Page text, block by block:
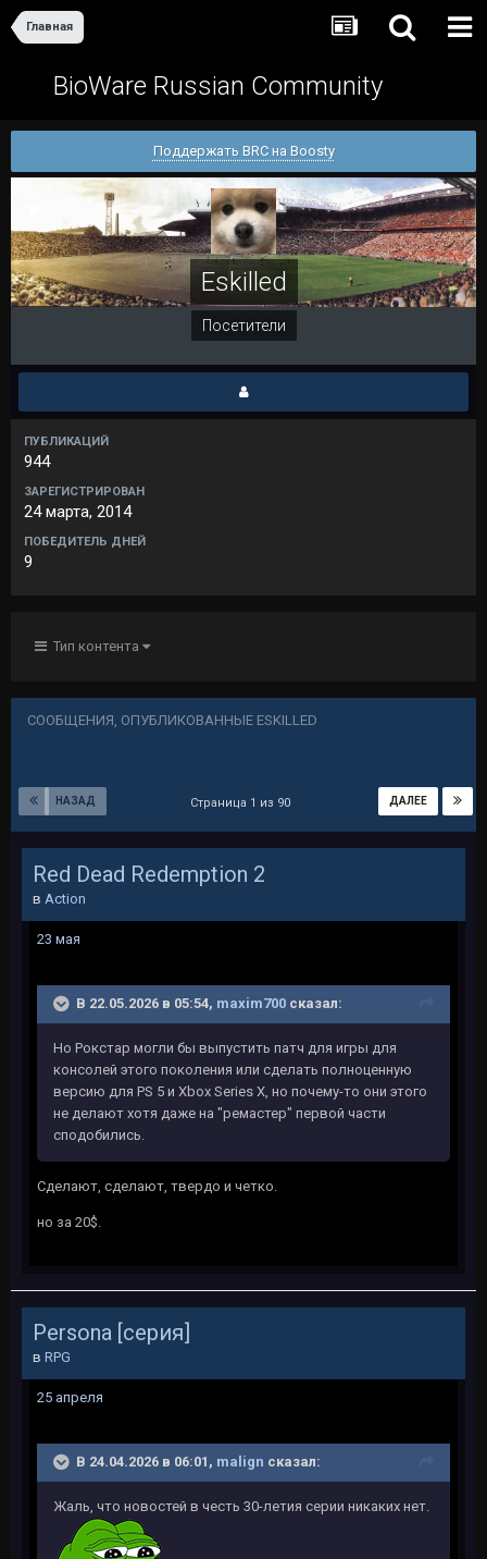
Главная
BioWare Russian Community
Поддержать BRC на Boosty
Eskilled
Посетители
ПУБЛИКАЦИЙ
944
ЗАРЕГИСТРИРОВАН
24 марта, 2014
ПОБЕДИТЕЛЬ ДНЕЙ
9
Тип контента
СООБЩЕНИЯ, ОПУБЛИКОВАННЫЕ ESKILLED
НАЗАД ДАЛЕЕ
Страница 1 из 90
Red Dead Redemption 2
в Action
23 мая
В 22.05.2026 в 05:54, maxim700 сказал:
Но Рокстар могли бы выпустить патч для игры для
консолей этого поколения или сделать полноценную
версию для PS 5 и Xbox Series X, но почему-то они этого
не делают хотя даже на "ремастер" первой части
сподобились.
Сделают, сделают, твердо и четко.
но за 20$.
Persona [серия]
в RPG
25 апреля
В 24.04.2026 в 06:01, malign сказал:
Жаль, что новостей в честь 30-летия серии никаких нет.